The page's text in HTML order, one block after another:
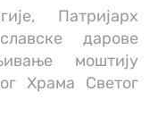
Патријарх
дарове
моштију
Храма Светог